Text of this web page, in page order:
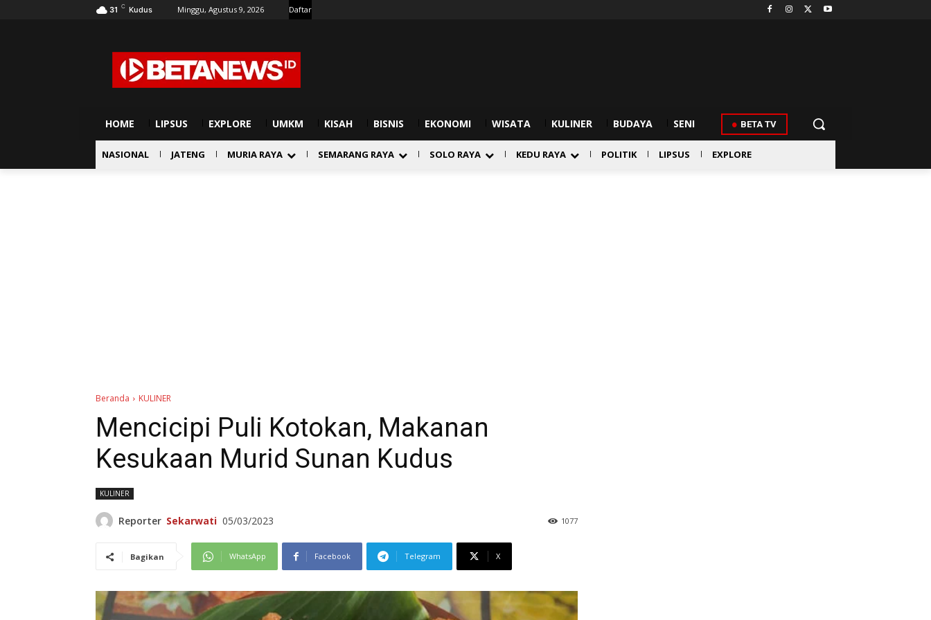
31 C Kudus Minggu, Agustus 9, 2026 Daftar
HOME LIPSUS EXPLORE UMKM KISAH BISNIS EKONOMI WISATA KULINER BUDAYA SENI BETA TV
NASIONAL JATENG MURIA RAYA SEMARANG RAYA SOLO RAYA KEDU RAYA POLITIK LIPSUS EXPLORE
Beranda KULINER
Mencicipi Puli Kotokan, Makanan
Kesukaan Murid Sunan Kudus
KULINER
Reporter Sekarwati 05/03/2023 1077
Bagikan WhatsApp Facebook Telegram X